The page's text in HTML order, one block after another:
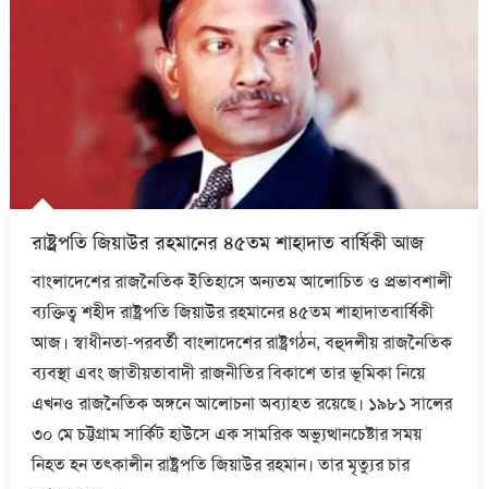
রাষ্ট্রপতি জিয়াউর রহমানের ৪৫তম শাহাদাত বার্ষিকী আজ
বাংলাদেশের রাজনৈতিক ইতিহাসে অন্যতম আলোচিত ও প্রভাবশালী
ব্যক্তিত্ব শহীদ রাষ্ট্রপতি জিয়াউর রহমানের ৪৫তম শাহাদাতবার্ষিকী
আজ। স্বাধীনতা-পরবর্তী বাংলাদেশের রাষ্ট্রগঠন, বহুদলীয় রাজনৈতিক
ব্যবস্থা এবং জাতীয়তাবাদী রাজনীতির বিকাশে তার ভূমিকা নিয়ে
এখনও রাজনৈতিক অঙ্গনে আলোচনা অব্যাহত রয়েছে। ১৯৮১ সালের
৩০ মে চট্টগ্রাম সার্কিট হাউসে এক সামরিক অভ্যুত্থানচেষ্টার সময়
নিহত হন তৎকালীন রাষ্ট্রপতি জিয়াউর রহমান। তার মৃত্যুর চার